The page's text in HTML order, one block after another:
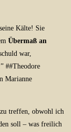
Kälte! Sie
Übermaß an
war,
##Theodore
Marianne
treffen, obwohl ich
soll – was freilich